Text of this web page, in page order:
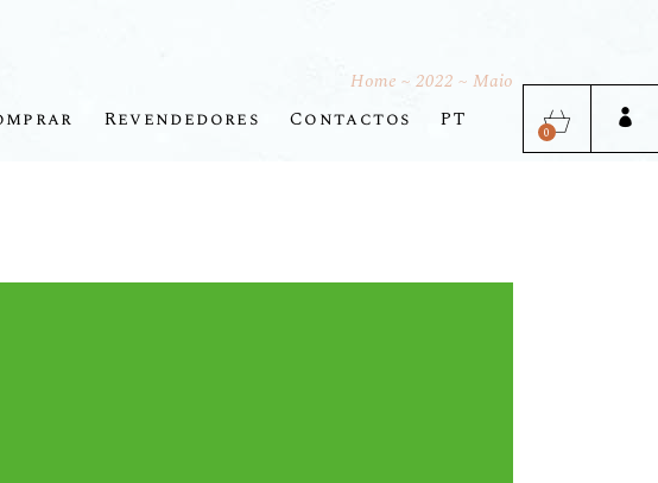
Revendedores Contactos PT
0
Home 2022 Maio